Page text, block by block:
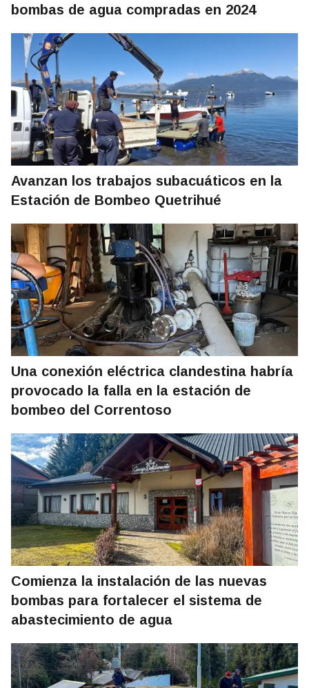
bombas de agua compradas en 2024
Avanzan los trabajos subacuáticos en la
Estación de Bombeo Quetrihué
Una conexión eléctrica clandestina habría
provocado la falla en la estación de
bombeo del Correntoso
Comienza la instalación de las nuevas
bombas para fortalecer el sistema de
abastecimiento de agua